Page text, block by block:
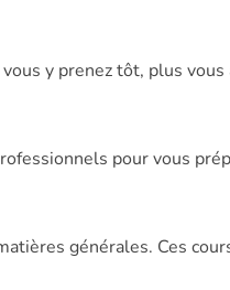
y prenez tôt, plus vous
pour vous
générales. Ces